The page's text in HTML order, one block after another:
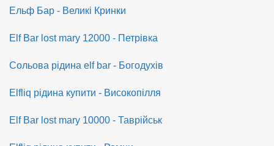
Ельф Бар - Великі Кринки
Elf Bar lost mary 12000 - Петрівка
Сольова рідина elf bar - Богодухів
Elfliq рідина купити - Високопілля
Elf Bar lost mary 10000 - Таврійськ